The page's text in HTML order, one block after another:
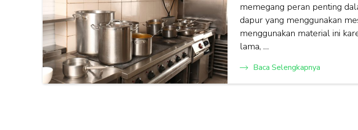
memegang peran penting
dapur yang menggunakan
menggunakan material ini
lama, …
Baca Selengkapnya